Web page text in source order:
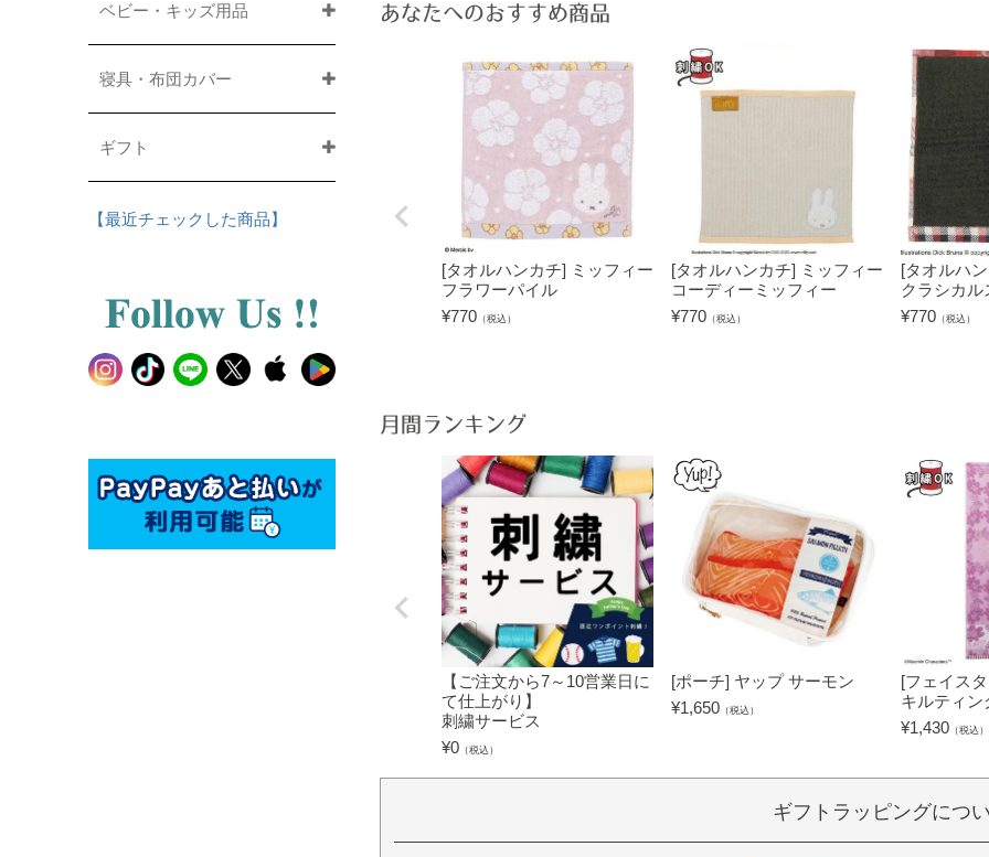
ベビー・キッズ用品
寝具・布団カバー
ギフト
【最近チェックした商品】
あなたへのおすすめ商品
[タオルハンカチ] ミッフィー
フラワーパイル
¥770 （税込）
[タオルハンカチ] ミッフィー
コーディーミッフィー
¥770 （税込）
[タオルハ
クラシカル
¥770 （税込）
月間ランキング
【ご注文から7～10営業日に
て仕上がり】
刺繍サービス
¥0 （税込）
[ポーチ] ヤップ サーモン
¥1,650 （税込）
[フェイス
キルティン
¥1,430 （税込）
ギフトラッピングにつ